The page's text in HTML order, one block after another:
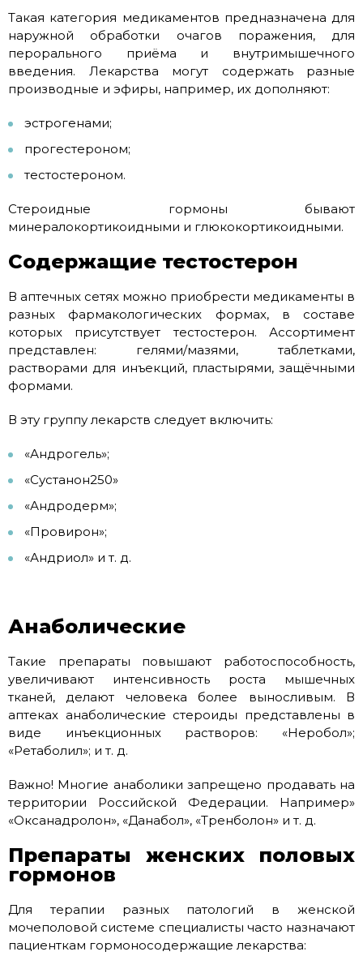
Такая категория медикаментов предназначена для
наружной обработки очагов поражения, для
перорального приёма и внутримышечного
введения. Лекарства могут содержать разные
производные и эфиры, например, их дополняют:
эстрогенами;
прогестероном;
тестостероном.
Стероидные гормоны бывают
минералокортикоидными и глюкокортикоидными.
Содержащие тестостерон
В аптечных сетях можно приобрести медикаменты в
разных фармакологических формах, в составе
которых присутствует тестостерон. Ассортимент
представлен: гелями/мазями, таблетками,
растворами для инъекций, пластырями, защёчными
формами.
В эту группу лекарств следует включить:
«Андрогель»;
«Сустанон250»
«Андродерм»;
«Провирон»;
«Андриол» и т. д.
Анаболические
Такие препараты повышают работоспособность,
увеличивают интенсивность роста мышечных
тканей, делают человека более выносливым. В
аптеках анаболические стероиды представлены в
виде инъекционных растворов: «Неробол»;
«Ретаболил»; и т. д.
Важно! Многие анаболики запрещено продавать на
территории Российской Федерации. Например»
«Оксанадролон», «Данабол», «Тренболон» и т. д.
Препараты женских половых
гормонов
Для терапии разных патологий в женской
мочеполовой системе специалисты часто назначают
пациенткам гормоносодержащие лекарства: